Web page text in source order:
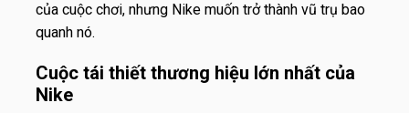
của cuộc chơi, nhưng Nike muốn trở thành vũ trụ bao
quanh nó.
Cuộc tái thiết thương hiệu lớn nhất của
Nike